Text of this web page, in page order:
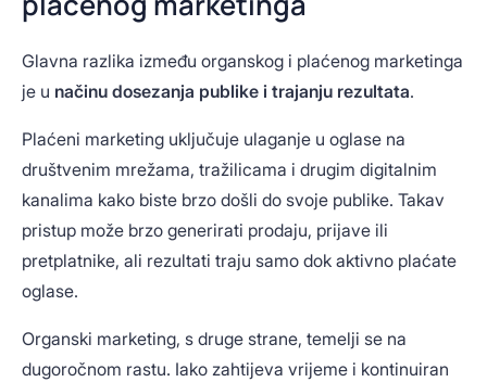
Glavna razlika između organskog i plaćenog marketinga
je u načinu dosezanja publike i trajanju rezultata.
Plaćeni marketing uključuje ulaganje u oglase na
društvenim mrežama, tražilicama i drugim digitalnim
kanalima kako biste brzo došli do svoje publike. Takav
pristup može brzo generirati prodaju, prijave ili
pretplatnike, ali rezultati traju samo dok aktivno plaćate
oglase.
Organski marketing, s druge strane, temelji se na
dugoročnom rastu. Iako zahtijeva vrijeme i kontinuiran